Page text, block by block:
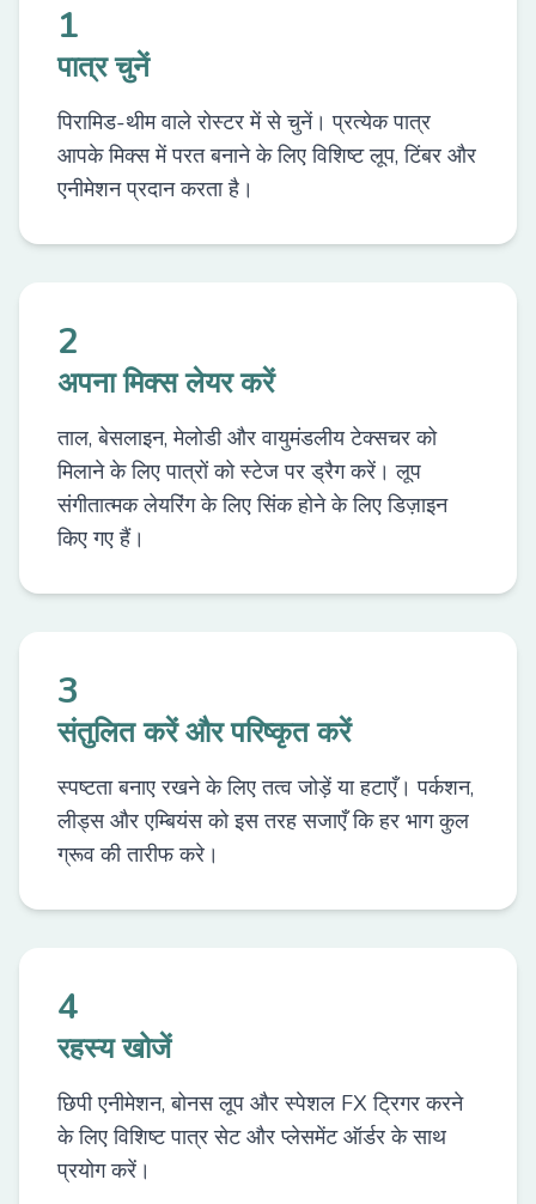
1
पात्र चुनें
पिरामिड-थीम वाले रोस्टर में से चुनें। प्रत्येक पात्र
आपके मिक्स में परत बनाने के लिए विशिष्ट लूप, टिंबर और
एनीमेशन प्रदान करता है।
2
अपना मिक्स लेयर करें
ताल, बेसलाइन, मेलोडी और वायुमंडलीय टेक्सचर को
मिलाने के लिए पात्रों को स्टेज पर ड्रैग करें। लूप
संगीतात्मक लेयरिंग के लिए सिंक होने के लिए डिज़ाइन
किए गए हैं।
3
संतुलित करें और परिष्कृत करें
स्पष्टता बनाए रखने के लिए तत्व जोड़ें या हटाएँ। पर्कशन,
लीड्स और एम्बियंस को इस तरह सजाएँ कि हर भाग कुल
ग्रूव की तारीफ करे।
4
रहस्य खोजें
छिपी एनीमेशन, बोनस लूप और स्पेशल FX ट्रिगर करने
के लिए विशिष्ट पात्र सेट और प्लेसमेंट ऑर्डर के साथ
प्रयोग करें।